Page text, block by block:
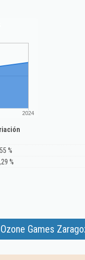
2024
%
%
Games